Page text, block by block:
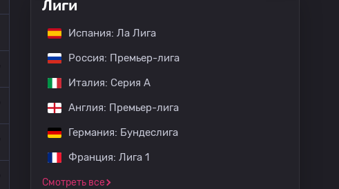
Лиги
Испания: Ла Лига
Россия: Премьер-лига
Италия: Серия А
Англия: Премьер-лига
Германия: Бундеслига
Франция: Лига 1
Смотреть все